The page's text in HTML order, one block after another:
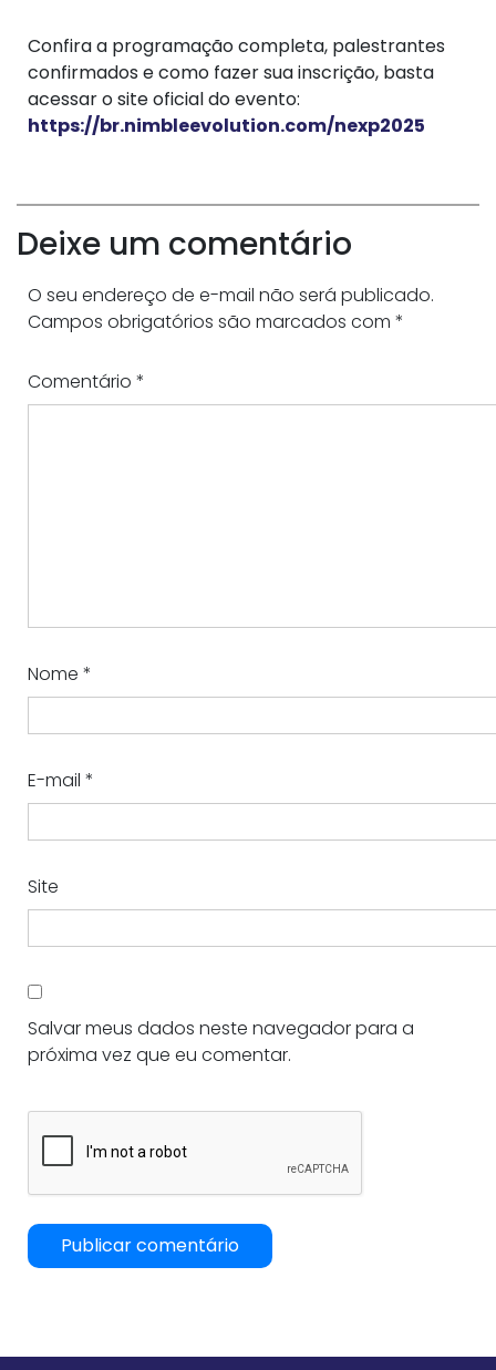
Confira a programação completa, palestrantes
confirmados e como fazer sua inscrição, basta
acessar o site oficial do evento:
https://br.nimbleevolution.com/nexp2025
Deixe um comentário
O seu endereço de e-mail não será publicado.
Campos obrigatórios são marcados com *
Comentário *
Nome *
E-mail *
Site
Salvar meus dados neste navegador para a
próxima vez que eu comentar.